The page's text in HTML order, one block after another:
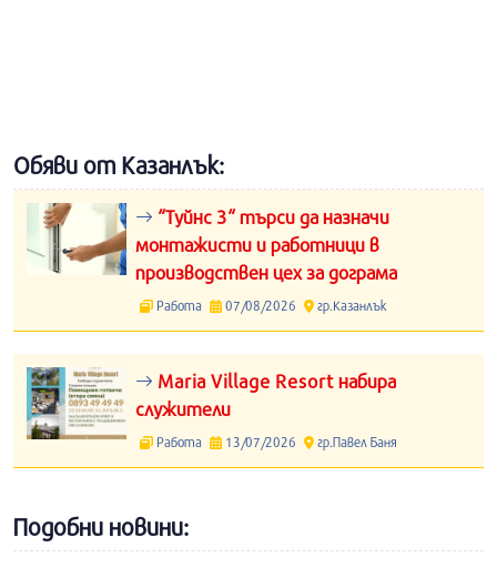
Обяви от Казанлък:
“Туйнс 3“ търси да назначи
монтажисти и работници в
производствен цех за дограма
Работа 07/08/2026 гр.Казанлък
Maria Village Resort набира
служители
Работа 13/07/2026 гр.Павел Баня
Подобни новини: